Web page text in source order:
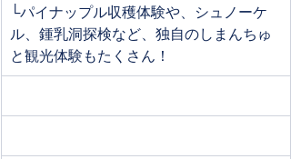
└パイナップル収穫体験や、シュノーケ
ル、鍾乳洞探検など、独自のしまんちゅ
と観光体験もたくさん！